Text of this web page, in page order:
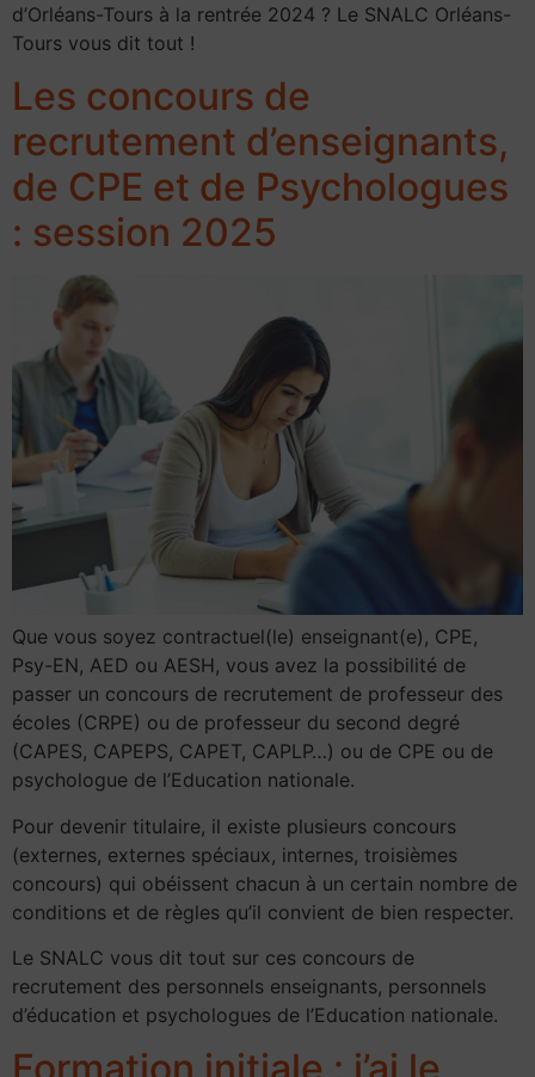
d’Orléans-Tours à la rentrée 2024 ? Le SNALC Orléans-
Tours vous dit tout !
Les concours de
recrutement d’enseignants,
de CPE et de Psychologues
: session 2025
Que vous soyez contractuel(le) enseignant(e), CPE,
Psy-EN, AED ou AESH, vous avez la possibilité de
passer un concours de recrutement de professeur des
écoles (CRPE) ou de professeur du second degré
(CAPES, CAPEPS, CAPET, CAPLP…) ou de CPE ou de
psychologue de l’Education nationale.
Pour devenir titulaire, il existe plusieurs concours
(externes, externes spéciaux, internes, troisièmes
concours) qui obéissent chacun à un certain nombre de
conditions et de règles qu’il convient de bien respecter.
Le SNALC vous dit tout sur ces concours de
recrutement des personnels enseignants, personnels
d’éducation et psychologues de l’Education nationale.